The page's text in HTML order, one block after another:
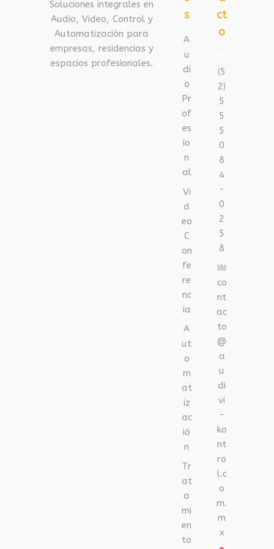
Soluciones integrales en
Audio, Video, Control y
Automatización para
empresas, residencias y
espacios profesionales.
s
A
u
di
o
Pr
of
es
io
n
al
Vi
d
eo
C
on
fe
re
nc
ia
A
ut
o
m
at
iz
ac
ió
n
Tr
at
a
mi
en
to
ct
o
(5
2)
5
5
5
0
8
4
-
0
2
5
8
co
nt
ac
to
@
a
u
di
vi
-
ko
nt
ro
l.c
o
m.
m
x